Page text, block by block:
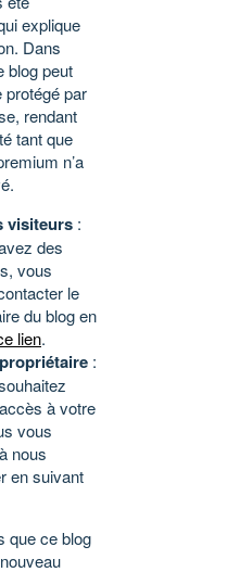
explique
Dans
blog peut
protégé par
rendant
tant que
n’a
visiteurs :
des
vous
le
du blog en
lien.
:
à votre
vous
nous
en suivant
que ce blog